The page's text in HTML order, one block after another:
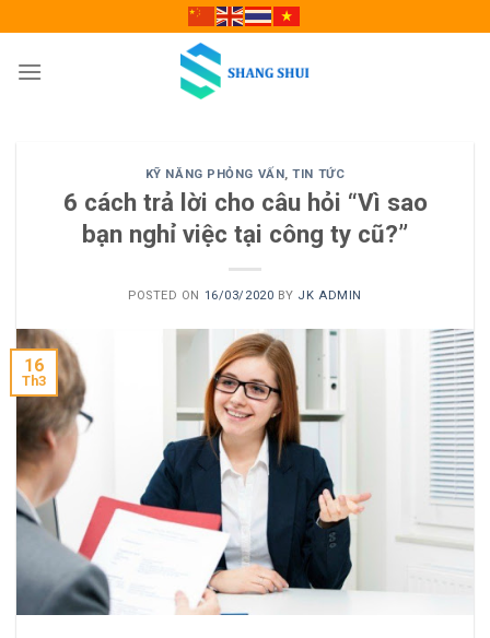
to
content
KỸ NĂNG PHỎNG VẤN,TIN TỨC
6 cách trả lời cho câu hỏi “Vì sao
bạn nghỉ việc tại công ty cũ?”
POSTED ON 16/03/2020 BY JK ADMIN
16
Th3